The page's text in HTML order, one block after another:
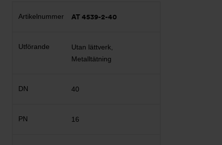
AT 4539-2-40
Utan lättverk,
Metalltätning
40
16